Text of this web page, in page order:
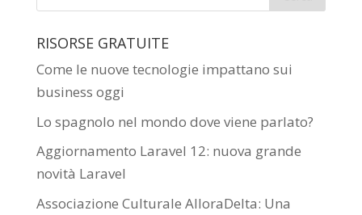
RISORSE GRATUITE
Come le nuove tecnologie impattano sui
business oggi
Lo spagnolo nel mondo dove viene parlato?
Aggiornamento Laravel 12: nuova grande
novità Laravel
Associazione Culturale AlloraDelta: Una